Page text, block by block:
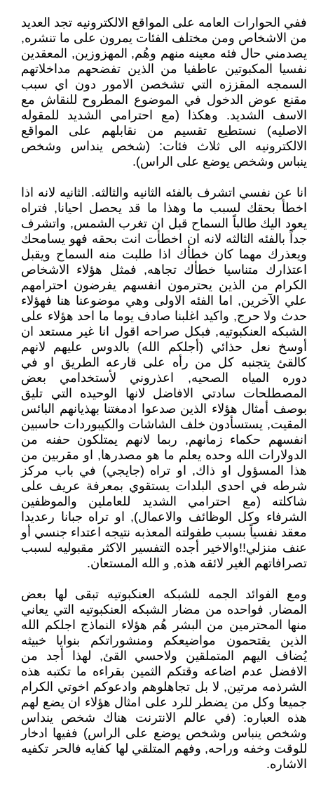
ففي الحوارات العامه على المواقع الالكترونيه تجد العديد
من الاشخاص ومن مختلف الفئات يمرون على ما تنشره,
يصدمني حال فئه معينه منهم وهُم, المهزوزين, المعقدين
نفسيا المكبوتين عاطفيا من الذين تفضحهم مداخلاتهم
السمجه المقززه التي تشخصن الامور دون اي سبب
مقنع عوض الدخول في الموضوع المطروح للنقاش مع
الاسف الشديد. وهكذا (مع احترامي الشديد للمقوله
الاصليه) نستطيع تقسيم من نقابلهم على المواقع
الالكترونيه الى ثلاث فئات: (شخص ينداس وشخص
ينباس وشخص يوضع على الراس).
انا عن نفسي اتشرف بالفئه الثانيه والثالثه. الثانيه لانه اذا
اخطأ بحقك لسبب ما وهذا ما قد يحصل احيانا, فتراه
يعود اليك طالباً السماح قبل ان تغرب الشمس, واتشرف
جداً بالفئه الثالثه لانه ان اخطأت انت بحقه فهو يسامحك
ويعذرك مهما كان خطأك اذا طلبت منه السماح ويقبل
اعتذارك متناسيا خطأك تجاهه, فمثل هؤلاء الاشخاص
الكرام من الذين يحترمون انفسهم يفرضون احترامهم
علي الآخرين, اما الفئه الاولى وهي موضوعنا هنا فهؤلاء
حدث ولا حرج, واكيد اغلبنا صادف يوما ما احد هؤلاء على
الشبكه العنكبوتيه, فبكل صراحه اقول انا غير مستعد ان
أوسخ نعل حذائي (أجلكم الله) بالدوس عليهم لانهم
كالقئ يتجنبه كل من رأه على قارعه الطريق او في
دوره المياه الصحيه, اعذروني لأستخدامي بعض
المصطلحات سادتي الافاضل لانها الوحيده التي تليق
بوصف أمثال هؤلاء الذين صدعوا ادمغتنا بهذيانهم البائس
المقيت, يستسأدون خلف الشاشات والكيبوردات حاسبين
انفسهم حكماء زمانهم, ربما لانهم يمتلكون حفنه من
الدولارات الله وحده يعلم ما هو مصدرها, او مقربين من
هذا المسؤول او ذاك, او تراه (جايجي) في باب مركز
شرطه في احدى البلدات يستقوي بمعرفة عريف على
شاكلته (مع احترامي الشديد للعاملين والموظفين
الشرفاء وكل الوظائف والاعمال), او تراه جبانا رعديدا
معقد نفسياً بسبب طفولته المعذبه نتيجه اعتداء جنسي أو
عنف منزلي!!والاخير أجده التفسير الاكثر مقبوليه لسبب
تصرافاتهم الغير لائقه هذه, و الله المستعان.
ومع الفوائد الجمه للشبكه العنكبوتيه تبقى لها بعض
المضار, فواحده من مضار الشبكه العنكبوتيه التي يعاني
منها المحترمين من البشر هُم هؤلاء النماذج اجلكم الله
الذين يقتحمون مواضيعكم ومنشوراتكم بنوايا خبيثه
يُضاف اليهم المتملقين ولاحسي القئ, لهذا أجد من
الافضل عدم اضاعه وقتكم الثمين بقراءه ما تكتبه هذه
الشرذمه مرتين, لا بل تجاهلوهم وادعوكم اخوتي الكرام
جميعا وكل من يضطر للرد على امثال هؤلاء ان يضع لهم
هذه العباره: (في عالم الانترنت هناك شخص ينداس
وشخص ينباس وشخص يوضع على الراس) ففيها ادخار
للوقت وخفه وراحه, وفهم المتلقي لها كفايه فالحر تكفيه
الاشاره.